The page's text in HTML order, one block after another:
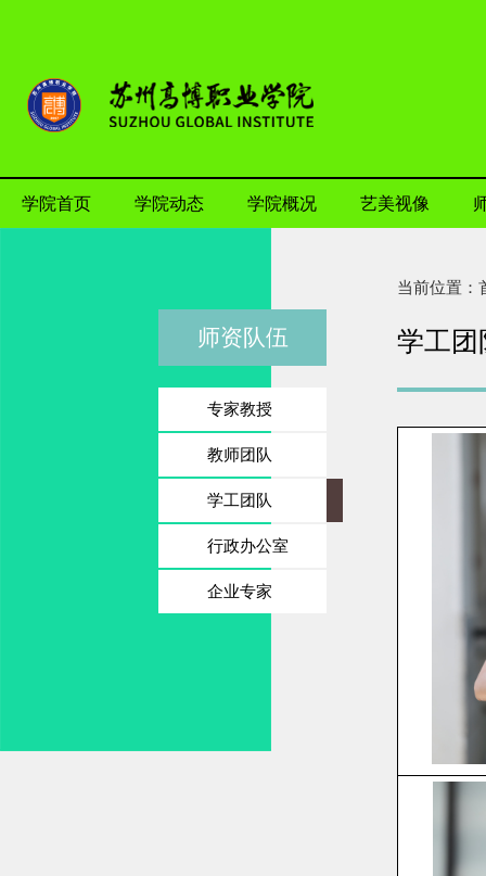
学院首页 学院动态 学院概况 艺美视像
师资队伍
专家教授
教师团队
学工团队
行政办公室
企业专家
当前位置：
学工团